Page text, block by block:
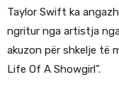
Taylor Swift ka
ngritur nga artistja nga
akuzon për shkelje të
Life Of A Showgirl”.